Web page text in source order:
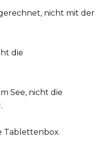
nicht mit der
die
See, nicht die
Tablettenbox.